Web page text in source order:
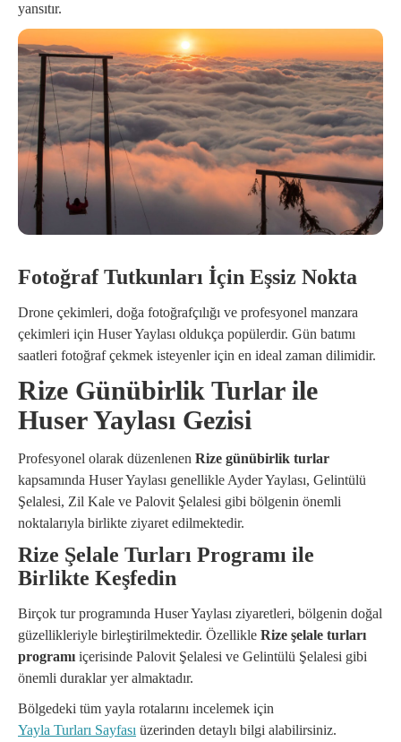
yansıtır.
Fotoğraf Tutkunları İçin Eşsiz Nokta
Drone çekimleri, doğa fotoğrafçılığı ve profesyonel manzara
çekimleri için Huser Yaylası oldukça popülerdir. Gün batımı
saatleri fotoğraf çekmek isteyenler için en ideal zaman dilimidir.
Rize Günübirlik Turlar ile
Huser Yaylası Gezisi
Profesyonel olarak düzenlenen Rize günübirlik turlar
kapsamında Huser Yaylası genellikle Ayder Yaylası, Gelintülü
Şelalesi, Zil Kale ve Palovit Şelalesi gibi bölgenin önemli
noktalarıyla birlikte ziyaret edilmektedir.
Rize Şelale Turları Programı ile
Birlikte Keşfedin
Birçok tur programında Huser Yaylası ziyaretleri, bölgenin doğal
güzellikleriyle birleştirilmektedir. Özellikle Rize şelale turları
programı içerisinde Palovit Şelalesi ve Gelintülü Şelalesi gibi
önemli duraklar yer almaktadır.
Bölgedeki tüm yayla rotalarını incelemek için
Yayla Turları Sayfası üzerinden detaylı bilgi alabilirsiniz.